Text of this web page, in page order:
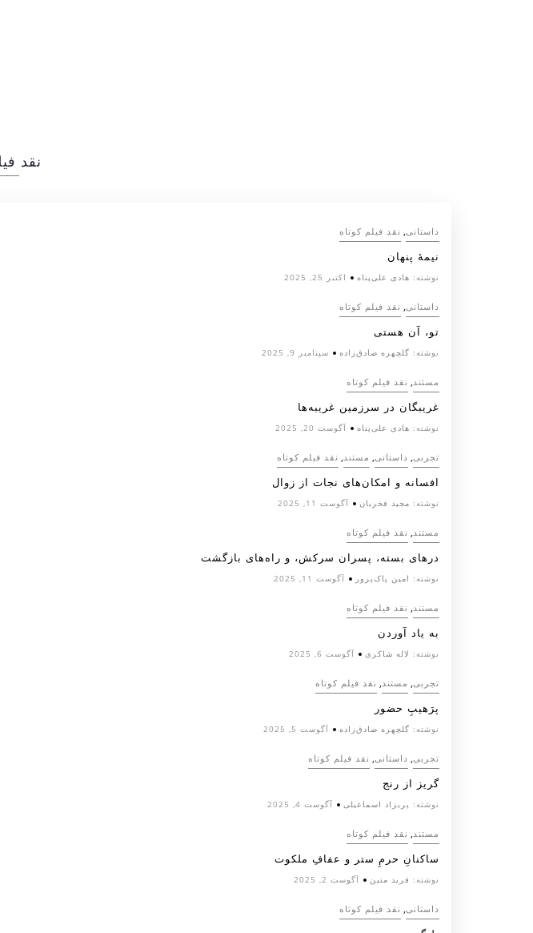
نقد
داستانی, نقد فیلم کوتاه
نیمۀ پنهان
نوشته: هادی علی‌پناه اکتبر 25, 2025
داستانی, نقد فیلم کوتاه
تو، آن هستی
نوشته: گلچهره صادق‌زاده سپتامبر 9, 2025
مستند, نقد فیلم کوتاه
غریبگان در سرزمین غریبه‌ها
نوشته: هادی علی‌پناه آگوست 20, 2025
تجربی, داستانی, مستند, نقد فیلم کوتاه
افسانه‌ و امکان‌های نجات از زوال
نوشته: مجید فخریان آگوست 11, 2025
مستند, نقد فیلم کوتاه
درهای بسته، پسران سرکش، و راه‌های بازگشت
نوشته: امین پاک‌پرور آگوست 11, 2025
مستند, نقد فیلم کوتاه
به یاد آوردن
نوشته: لاله شاکری آگوست 6, 2025
تجربی, مستند, نقد فیلم کوتاه
پرَهیب‌ِ حضور
نوشته: گلچهره صادق‌زاده آگوست 5, 2025
تجربی, داستانی, نقد فیلم کوتاه
گریز از رنج
نوشته: پریزاد اسماعیلی آگوست 4, 2025
مستند, نقد فیلم کوتاه
ساکنانِ حرمِ ستر و عفافِ ملکوت
نوشته: فرید متین آگوست 2, 2025
داستانی, نقد فیلم کوتاه